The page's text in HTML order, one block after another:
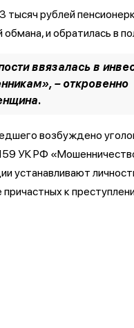
рублей
и обратилась в
ввязалась в
– откровенно
возбуждено
УК РФ
устанавливают
к